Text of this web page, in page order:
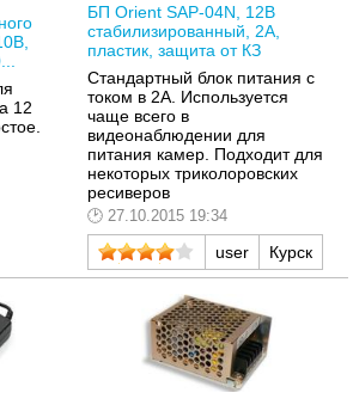
12
БП Orient SAP-04N, 12В
стабилизированный, 2А,
пластик, защита от КЗ
Стандартный блок питания с
током в 2А. Используется
чаще всего в
видеонаблюдении для
питания камер. Подходит для
некоторых триколоровских
ресиверов
27.10.2015 19:34
user Курск